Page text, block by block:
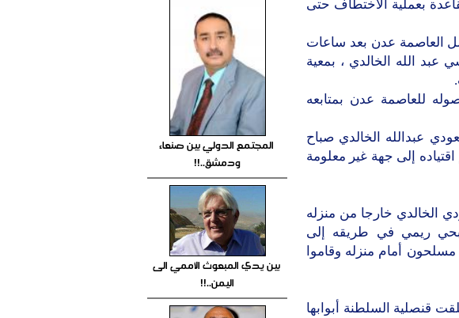
بعملية الاختطاف حتى
العاصمة عدن بعد ساعات
الله الخالدي ، بمعية
للعاصمة عدن بمتابعه
عبدالله الخالدي صباح
إلى جهة غير معلومة
الخالدي خارجا من منزله
بحي ريمي في طريقه إلى
أمام منزله وقاموا
قنصلية السلطنة أبوابها
المجتمع الدولي بين صنعاء
ودمشق..!!
بين يدي المبعوث الأممي الى
اليمن..!!